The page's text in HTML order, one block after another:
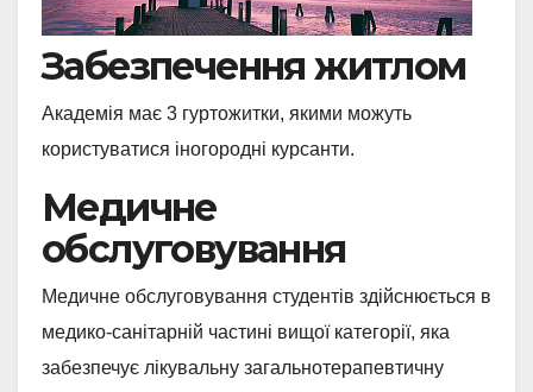
Забезпечення житлом
Академія має 3 гуртожитки, якими можуть
користуватися іногородні курсанти.
Медичне
обслуговування
Медичне обслуговування студентів здійснюється в
медико-санітарній частині вищої категорії, яка
забезпечує лікувальну загальнотерапевтичну